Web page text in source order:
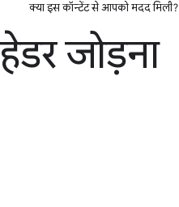
क्या इस कॉन्टेंट से आपको मदद मिली?
जोड़ना